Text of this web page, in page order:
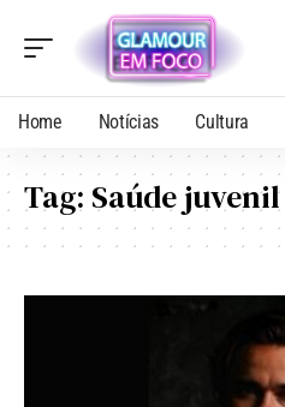
Home Notícias Cultura
Tag: Saúde juvenil